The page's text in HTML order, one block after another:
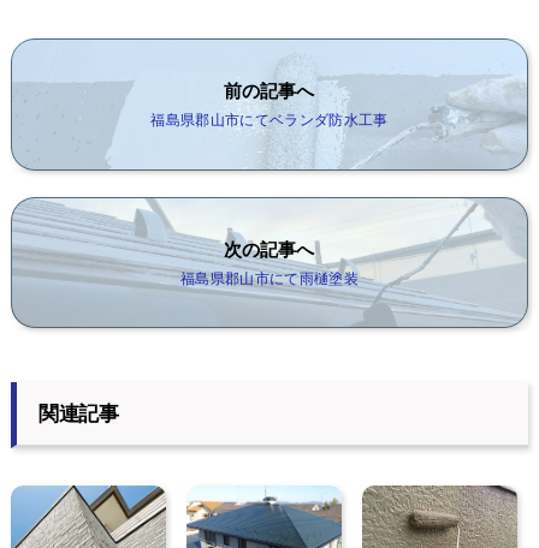
前の記事へ
福島県郡山市にてベランダ防水工事
次の記事へ
福島県郡山市にて雨樋塗装
関連記事